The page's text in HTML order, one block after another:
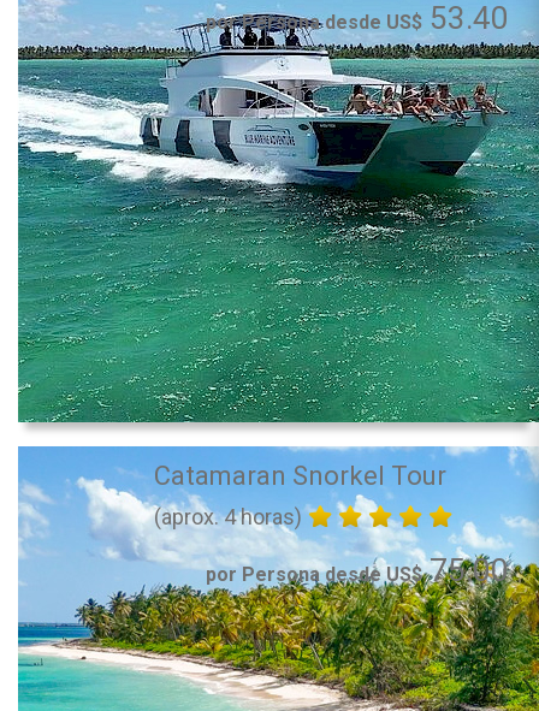
por Persona desde US$ 53.40
Catamaran Snorkel Tour
(aprox. 4 horas)
por Persona desde US$75.00